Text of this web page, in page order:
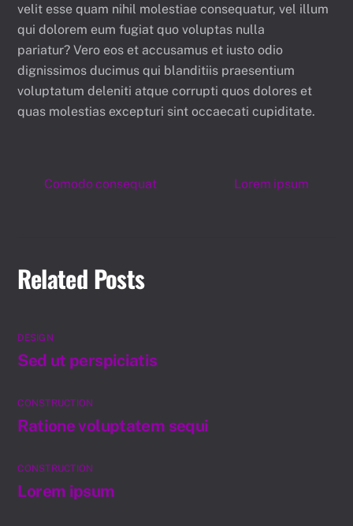
velit esse quam nihil molestiae consequatur, vel illum
qui dolorem eum fugiat quo voluptas nulla
pariatur? Vero eos et accusamus et iusto odio
dignissimos ducimus qui blanditiis praesentium
voluptatum deleniti atque corrupti quos dolores et
quas molestias excepturi sint occaecati cupiditate.
Comodo consequat Lorem ipsum
Related Posts
DESIGN
Sed ut perspiciatis
CONSTRUCTION
Ratione voluptatem sequi
CONSTRUCTION
Lorem ipsum